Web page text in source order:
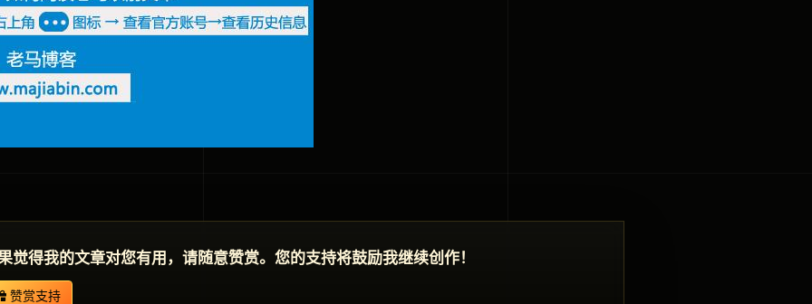
觉得我的文章对您有用，请随意赞赏。您的支持将鼓励我继续创作！
赞赏支持